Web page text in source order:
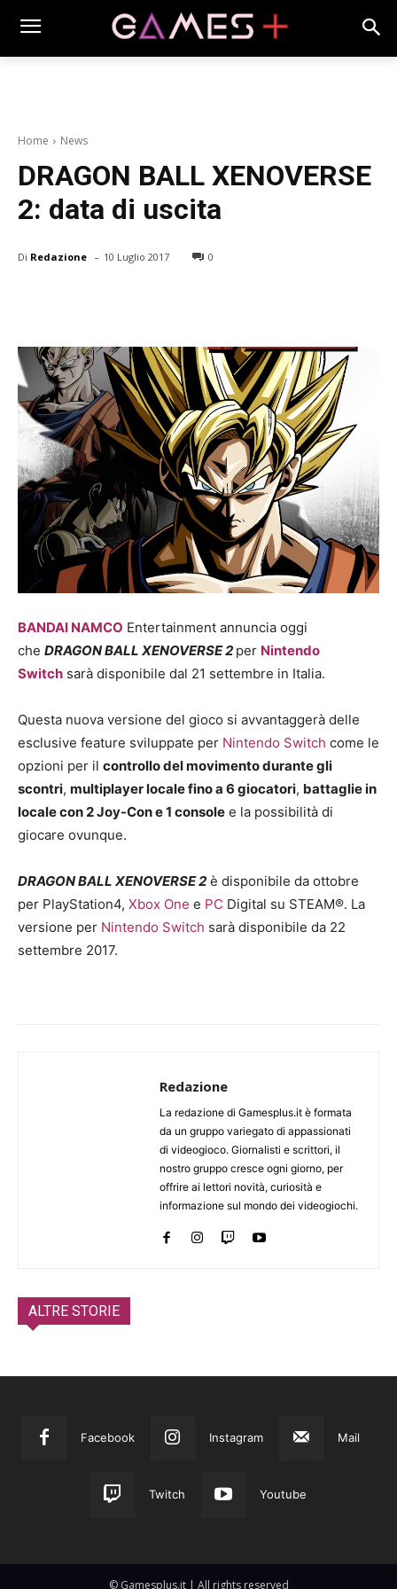
Home News
DRAGON BALL XENOVERSE
2: data di uscita
Di Redazione - 10 Luglio 2017 0
BANDAI NAMCO Entertainment annuncia oggi
che DRAGON BALL XENOVERSE 2 per Nintendo
Switch sarà disponibile dal 21 settembre in Italia.
Questa nuova versione del gioco si avvantaggerà delle
esclusive feature sviluppate per Nintendo Switch come le
opzioni per il controllo del movimento durante gli
scontri, multiplayer locale fino a 6 giocatori, battaglie in
locale con 2 Joy-Con e 1 console e la possibilità di
giocare ovunque.
DRAGON BALL XENOVERSE 2 è disponibile da ottobre
per PlayStation4, Xbox One e PC Digital su STEAM®. La
versione per Nintendo Switch sarà disponibile da 22
settembre 2017.
Redazione
La redazione di Gamesplus.it è formata
da un gruppo variegato di appassionati
di videogioco. Giornalisti e scrittori, il
nostro gruppo cresce ogni giorno, per
offrire ai lettori novità, curiosità e
informazione sul mondo dei videogiochi.
ALTRE STORIE
Facebook Instagram Mail
Twitch Youtube
© Gamesplus.it | All rights reserved